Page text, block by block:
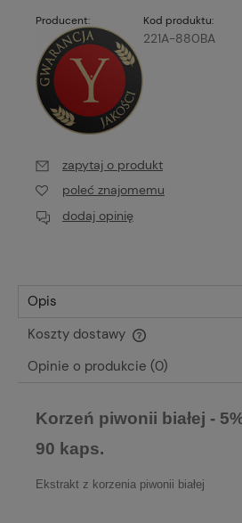
Producent: Kod produktu:
221A-880BA
zapytaj o produkt
poleć znajomemu
dodaj opinię
Opis
Koszty dostawy
Cena nie zawiera ewentualnych
Opinie o produkcie (0)
Korzeń piwonii białej -
90 kaps.
Ekstrakt z korzenia piwonii białej